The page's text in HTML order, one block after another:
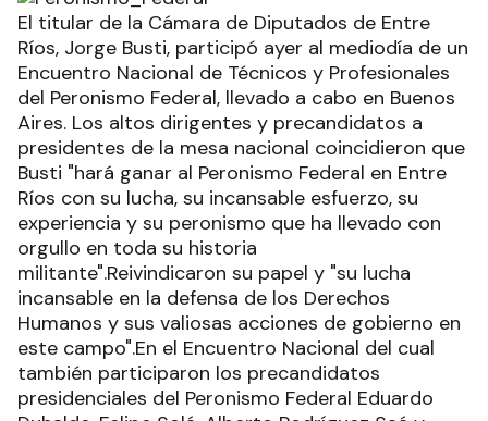
El titular de la Cámara de Diputados de Entre
Ríos, Jorge Busti, participó ayer al mediodía de un
Encuentro Nacional de Técnicos y Profesionales
del Peronismo Federal, llevado a cabo en Buenos
Aires. Los altos dirigentes y precandidatos a
presidentes de la mesa nacional coincidieron que
Busti "hará ganar al Peronismo Federal en Entre
Ríos con su lucha, su incansable esfuerzo, su
experiencia y su peronismo que ha llevado con
orgullo en toda su historia
militante".Reivindicaron su papel y "su lucha
incansable en la defensa de los Derechos
Humanos y sus valiosas acciones de gobierno en
este campo".En el Encuentro Nacional del cual
también participaron los precandidatos
presidenciales del Peronismo Federal Eduardo